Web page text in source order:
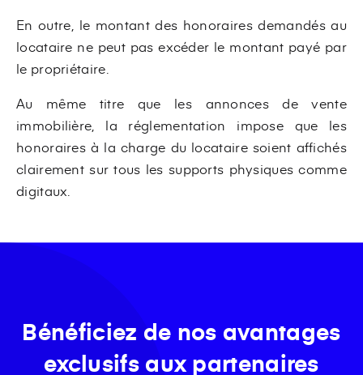
En outre, le montant des honoraires demandés au
locataire ne peut pas excéder le montant payé par
le propriétaire.
Au même titre que les annonces de vente
immobilière, la réglementation impose que les
honoraires à la charge du locataire soient affichés
clairement sur tous les supports physiques comme
digitaux.
Bénéficiez de nos avantages
exclusifs aux partenaires